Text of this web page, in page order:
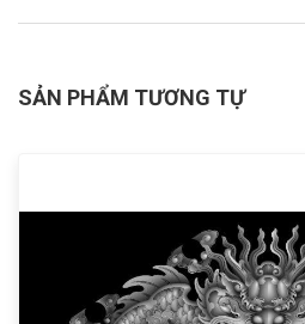
SẢN PHẨM TƯƠNG TỰ